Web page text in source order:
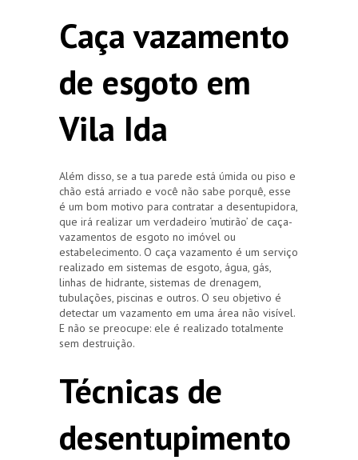
Caça vazamento
de esgoto em
Vila Ida
Além disso, se a tua parede está úmida ou piso e
chão está arriado e você não sabe porquê, esse
é um bom motivo para contratar a desentupidora,
que irá realizar um verdadeiro ‘mutirão’ de caça-
vazamentos de esgoto no imóvel ou
estabelecimento. O caça vazamento é um serviço
realizado em sistemas de esgoto, água, gás,
linhas de hidrante, sistemas de drenagem,
tubulações, piscinas e outros. O seu objetivo é
detectar um vazamento em uma área não visível.
E não se preocupe: ele é realizado totalmente
sem destruição.
Técnicas de
desentupimento